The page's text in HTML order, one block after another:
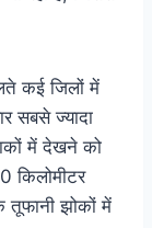
कई जिलों में
सबसे ज्यादा
में देखने को
किलोमीटर
तूफानी झोकों में